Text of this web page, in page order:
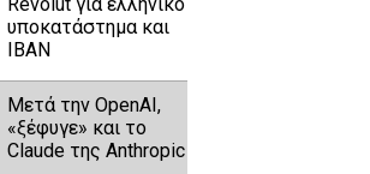
υποκατάστημα και
IBAN
Μετά την OpenAI,
«ξέφυγε» και το
Claude της Anthropic